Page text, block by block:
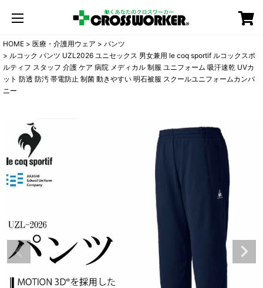
HOME 医療・介護用ウェア
パンツ
ルコック パンツ UZL2026 ユニセックス 男女兼用 le coq sportif ルコックスポ
ルティフ スタッフ 介護 ケア 病院 メディカル 制服 ユニフォーム 吸汗速乾 UVカ
ット 防透 防汚 帯電防止 制菌 動きやすい 明石被服 スクールユニフォームカンパ
ニー